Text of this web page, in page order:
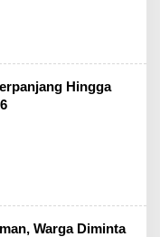
Hingga
Warga Diminta